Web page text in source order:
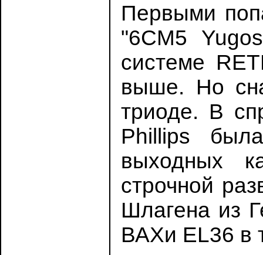
Первыми
"6CM5
системе
выше. Но
триоде. В
Phillips
выходных
строчной
Шлагена из
ВАХи EL36 в